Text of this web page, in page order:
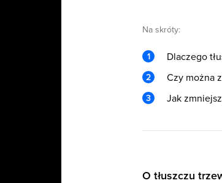
Na skróty:
Dlaczego
Czy można
Jak
O tłuszczu